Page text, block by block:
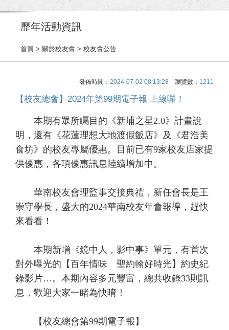
歷年活動資訊
首頁 > 關於校友會 > 校友會公告
發佈時間： 2024-07-02 08:13:28 瀏覽數： 1211
【校友總會】2024年第99期電子報 上線囉！
本期有眾所矚目的《新埔之星2.0》計畫說
明，還有《花蓮理想大地渡假飯店》及《君浩美
食坊》的校友專屬優惠。目前已有9家校友店家提
供優惠，各項優惠訊息陸續增加中。
華南校友會理監事交接典禮，新任會長是王
崇守學長，盛大的2024華南校友年會報導，趕快
來看看！
本期新增《鏡中人，影中事》單元，有首次
對外曝光的【百年情味 聖約翰好時光】約史紀
錄影片…。本期內容多元豐富，總共收錄33則訊
息，歡迎大家一睹為快唷！
【校友總會第99期電子報】